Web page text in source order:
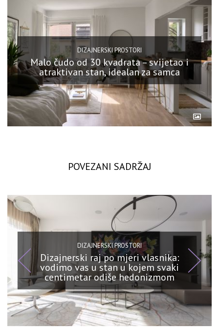
DIZAJNERSKI PROSTORI
Malo čudo od 30 kvadrata – svijetao i
atraktivan stan, idealan za samca
POVEZANI SADRŽAJ
DIZAJNERSKI PROSTORI
Dizajnerski raj po mjeri vlasnika:
vodimo vas u stan u kojem svaki
centimetar odiše hedonizmom